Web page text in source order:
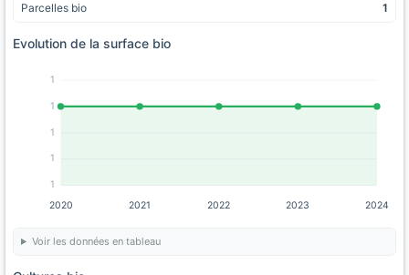
Parcelles bio 1
Evolution de la surface bio
1
1
1
1
1
2020 2021 2022 2023 2024
Voir les données en tableau